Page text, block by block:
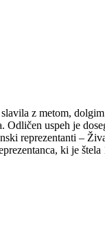
z metom,
Odličen uspeh je
reprezentanti –
ki je